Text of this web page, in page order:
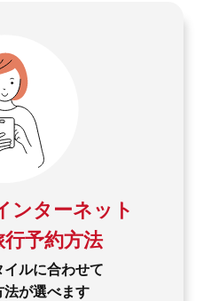
ンターネット
予約方法
ルに合わせて
法が選べます